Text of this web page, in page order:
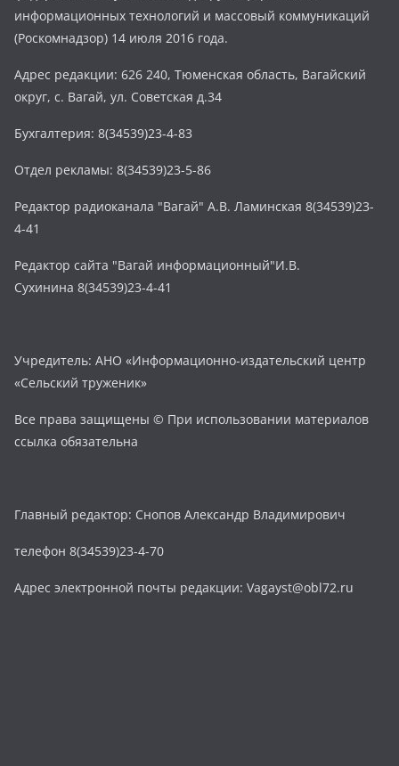
информационных технологий и массовый коммуникаций
(Роскомнадзор) 14 июля 2016 года.
Адрес редакции: 626 240, Тюменская область, Вагайский
округ, с. Вагай, ул. Советская д.34
Бухгалтерия: 8(34539)23-4-83
Отдел рекламы: 8(34539)23-5-86
Редактор радиоканала "Вагай" А.В. Ламинская 8(34539)23-
4-41
Редактор сайта "Вагай информационный"И.В.
Сухинина 8(34539)23-4-41
Учредитель: АНО «Информационно-издательский центр
«Сельский труженик»
Все права защищены © При использовании материалов
ссылка обязательна
Главный редактор: Снопов Александр Владимирович
телефон 8(34539)23-4-70
Адрес электронной почты редакции: Vagayst@obl72.ru